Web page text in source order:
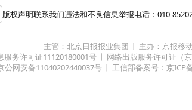
版权声明联系我们违法和不良信息举报电话：010-
主管：北京日报报业集团 主办：京报移
服务许可证11120180001号
网络出版服务许可证（
公网安备11040202440037号
工信部备案号：京ICP